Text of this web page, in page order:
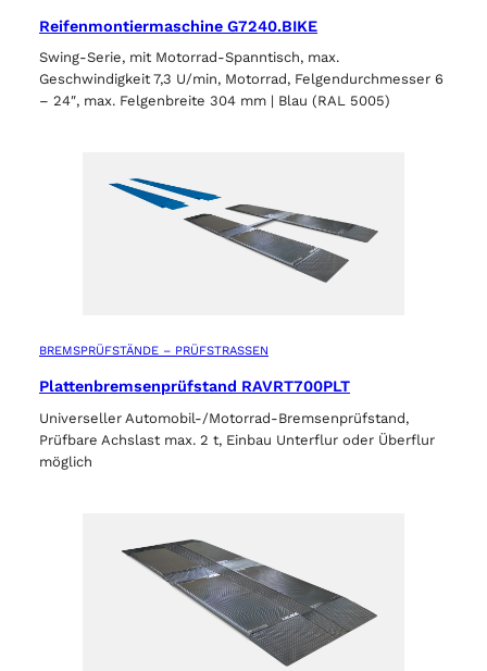
Reifenmontiermaschine G7240.BIKE
Swing-Serie, mit Motorrad-Spanntisch, max.
Geschwindigkeit 7,3 U/min, Motorrad, Felgendurchmesser 6
– 24″, max. Felgenbreite 304 mm | Blau (RAL 5005)
BREMSPRÜFSTÄNDE – PRÜFSTRASSEN
Plattenbremsenprüfstand RAVRT700PLT
Universeller Automobil-/Motorrad-Bremsenprüfstand,
Prüfbare Achslast max. 2 t, Einbau Unterflur oder Überflur
möglich